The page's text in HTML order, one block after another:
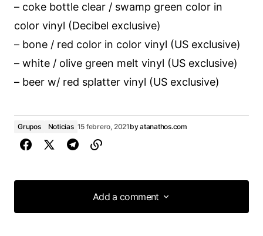
– coke bottle clear / swamp green color in
color vinyl (Decibel exclusive)
– bone / red color in color vinyl (US exclusive)
– white / olive green melt vinyl (US exclusive)
– beer w/ red splatter vinyl (US exclusive)
Grupos Noticias 15 febrero, 2021byatanathos.com
Add a comment
Add a comment